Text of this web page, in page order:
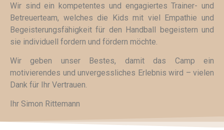
Wir sind ein kompetentes und engagiertes Trainer- und
Betreuerteam, welches die Kids mit viel Empathie und
Begeisterungsfähigkeit für den Handball begeistern und
sie individuell fordern und fördern möchte.
Wir geben unser Bestes, damit das Camp ein
motivierendes und unvergessliches Erlebnis wird – vielen
Dank für Ihr Vertrauen.
Ihr Simon Rittemann